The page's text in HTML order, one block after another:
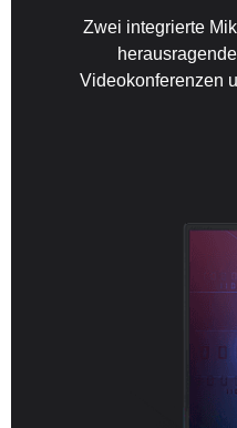
Zwei integrierte
Videokonferenzen